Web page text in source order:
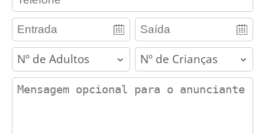
adults children
contact_message